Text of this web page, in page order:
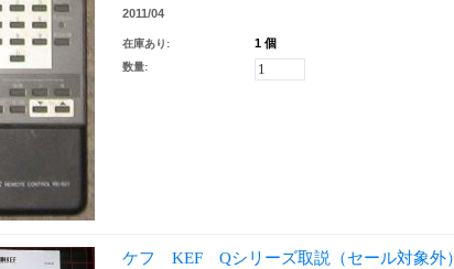
2011/04
在庫あり: 1 個
数量:
ケフ KEF Qシリーズ取説（セール対象外）